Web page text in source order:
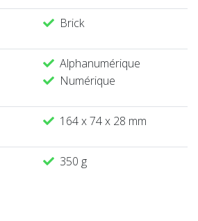
Brick
Alphanumérique
Numérique
164 x 74 x 28 mm
350 g